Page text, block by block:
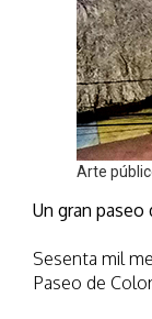
Arte
Un gran
Sesenta mil
Paseo de